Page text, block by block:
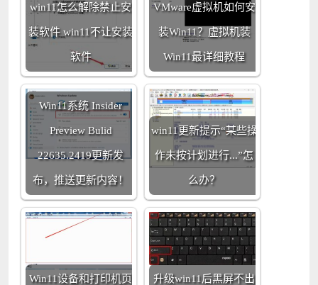
win11怎么解除禁止安
装软件 win11不让安装
软件
VMware虚拟机如何安
装Win11？虚拟机装
Win11最详细教程
Win11系统 Insider
Preview Bulid
22635.2419更新发
布，推送更新内容！
win11更新提示“某些操
作未按计划进行...”怎
么办？
Win11设备和打印机页 升级win11后黑屏不出